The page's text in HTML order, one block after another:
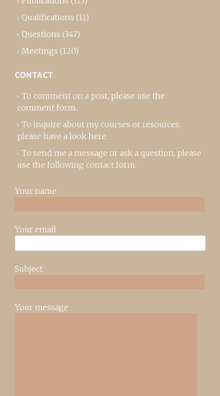
Qualifications (11)
Questions (347)
Meetings (120)
CONTACT
To comment on a post, please use the
comment form..
To inquire about my courses or resources,
please have a look here.
To send me a message or ask a question, please
use the following contact form:
Your name
Your email
Subject
Your message